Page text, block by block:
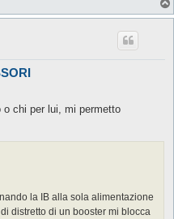
o chi per lui, mi permetto
la IB alla sola alimentazione
distretto di un booster mi blocca